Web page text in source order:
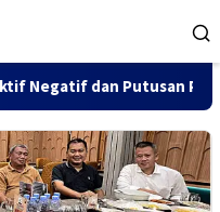
PK 155 Sidang